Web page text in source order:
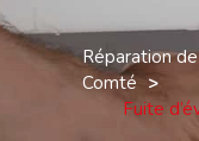
Réparation
Comté
Fuite